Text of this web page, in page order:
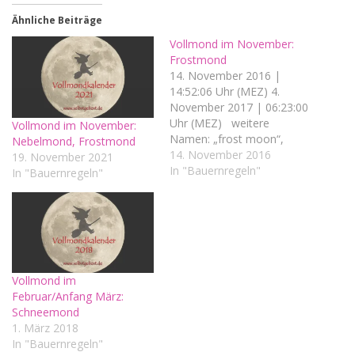
Ähnliche Beiträge
Vollmond im November:
Nebelmond, Frostmond
19. November 2021
In "Bauernregeln"
Vollmond im November:
Frostmond
14. November 2016 |
14:52:06 Uhr (MEZ) 4.
November 2017 | 06:23:00
Uhr (MEZ) weitere
Namen: „frost moon“,
Bibermond („beaver
moon“), Schneemond
14. November 2016
In "Bauernregeln"
Vollmond im
Februar/Anfang März:
Schneemond
1. März 2018
In "Bauernregeln"